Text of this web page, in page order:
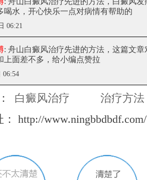
喝水，开心快乐一点对病情有帮助的
06:21
: 舟山白癜风治疗先进的方法，这篇文章
上面差不多，给小编点赞拉
06:54
白癜风治疗
治疗方法
http://